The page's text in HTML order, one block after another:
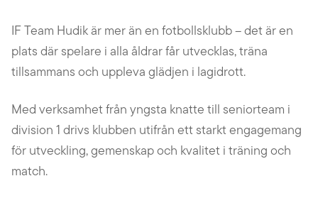
IF Team Hudik är mer än en fotbollsklubb – det är en
plats där spelare i alla åldrar får utvecklas, träna
tillsammans och uppleva glädjen i lagidrott.
Med verksamhet från yngsta knatte till seniorteam i
division 1 drivs klubben utifrån ett starkt engagemang
för utveckling, gemenskap och kvalitet i träning och
match.